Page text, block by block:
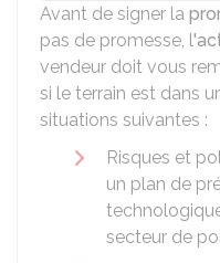
Avant de signer la
pas de promesse, l
vendeur doit vous
si le terrain est dans
situations suivantes :
Risques et
un plan de
secteur de